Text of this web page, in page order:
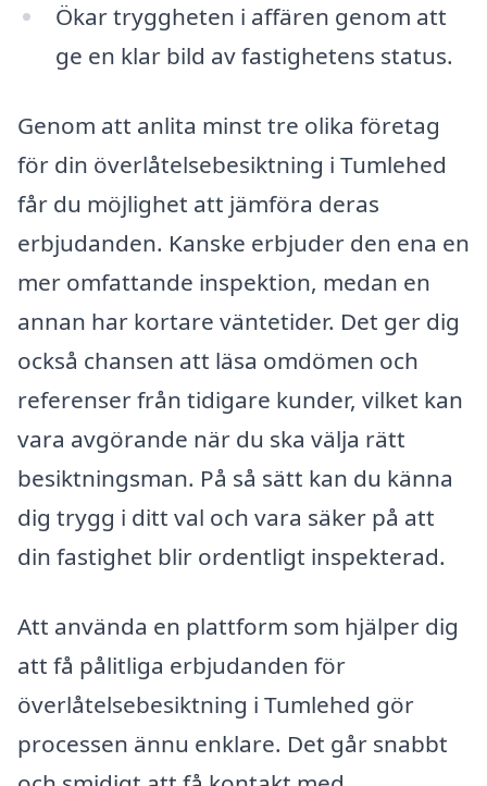
Ökar tryggheten i affären genom att
ge en klar bild av fastighetens status.
Genom att anlita minst tre olika företag
för din överlåtelsebesiktning i Tumlehed
får du möjlighet att jämföra deras
erbjudanden. Kanske erbjuder den ena en
mer omfattande inspektion, medan en
annan har kortare väntetider. Det ger dig
också chansen att läsa omdömen och
referenser från tidigare kunder, vilket kan
vara avgörande när du ska välja rätt
besiktningsman. På så sätt kan du känna
dig trygg i ditt val och vara säker på att
din fastighet blir ordentligt inspekterad.
Att använda en plattform som hjälper dig
att få pålitliga erbjudanden för
överlåtelsebesiktning i Tumlehed gör
processen ännu enklare. Det går snabbt